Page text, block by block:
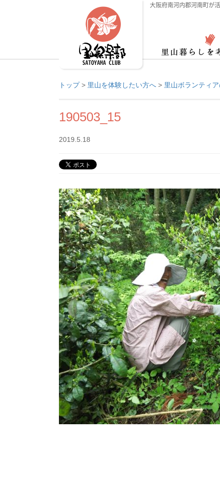
大阪府南河内郡河南町が
トップ> 里山を体験したい方へ > 里山ボランティ
190503_15
2019.5.18